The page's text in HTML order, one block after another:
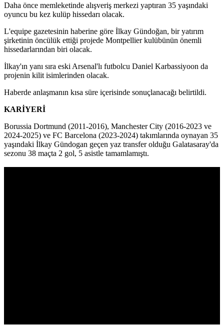
Daha önce memleketinde alışveriş merkezi yaptıran 35 yaşındaki
oyuncu bu kez kulüp hissedarı olacak.
L'equipe gazetesinin haberine göre İlkay Gündoğan, bir yatırım
şirketinin öncülük ettiği projede Montpellier kulübünün önemli
hissedarlarından biri olacak.
İlkay'ın yanı sıra eski Arsenal'lı futbolcu Daniel Karbassiyoon da
projenin kilit isimlerinden olacak.
Haberde anlaşmanın kısa süre içerisinde sonuçlanacağı belirtildi.
KARİYERİ
Borussia Dortmund (2011-2016), Manchester City (2016-2023 ve
2024-2025) ve FC Barcelona (2023-2024) takımlarında oynayan 35
yaşındaki İlkay Gündogan geçen yaz transfer olduğu Galatasaray'da
sezonu 38 maçta 2 gol, 5 asistle tamamlamıştı.